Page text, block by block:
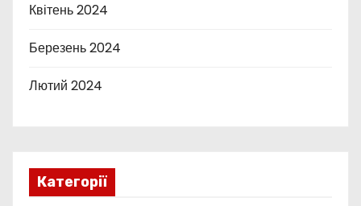
Квітень 2024
Березень 2024
Лютий 2024
Категорії